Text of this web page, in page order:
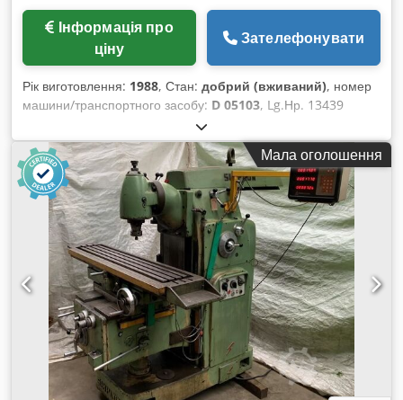
ціну
Зателефонувати
Рік виготовлення: 1988, Стан: добрий (вживаний), номер
машини/транспортного засобу: D 05103, Lg.Нр. 13439
Технічні характеристики: - Розміри полірувальних/
шліфувальних кругів: приблизно 300 x 40 x 76 мм Cjdpfx
Apjk D Ewgomoha - Розміри шліфувальної стрічки:
приблизно 3500 x 50 мм - Розміри контактних кругів:
приблизно 400 x 50 мм - Швидкість обертання приводу:
1450 об/хв - Привід: 400 В / 1,8 кВт - Габаритні розміри,
приблизно: Ш 1100 x В 2450 x Г 800 мм - Вага, приблизно:
300 кг
Мала оголошення